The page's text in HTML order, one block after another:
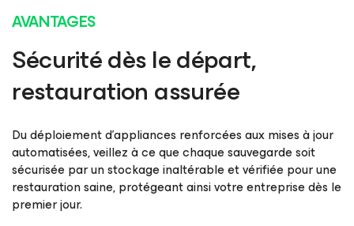
AVANTAGES
Sécurité dès le départ,
restauration assurée
Du déploiement d’appliances renforcées aux mises à jour
automatisées, veillez à ce que chaque sauvegarde soit
sécurisée par un stockage inaltérable et vérifiée pour une
restauration saine, protégeant ainsi votre entreprise dès le
premier jour.